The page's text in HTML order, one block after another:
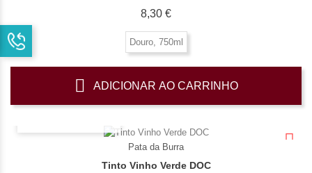
8,30 €Preço
Douro, 750ml
ADICIONAR AO CARRINHO
Pata da Burra
Tinto Vinho Verde DOC